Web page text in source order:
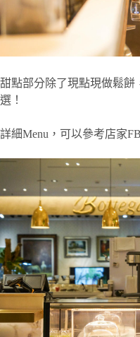
甜點部分除了現點現做鬆餅
選！
詳細Menu，可以參考店家